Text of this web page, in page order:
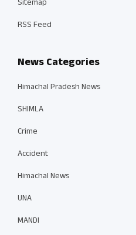
Sitemap
RSS Feed
News Categories
Himachal Pradesh News
SHIMLA
Crime
Accident
Himachal News
UNA
MANDI